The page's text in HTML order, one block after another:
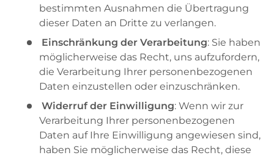
bestimmten Ausnahmen die Übertragung
dieser Daten an Dritte zu verlangen.
Einschränkung der Verarbeitung: Sie haben
möglicherweise das Recht, uns aufzufordern,
die Verarbeitung Ihrer personenbezogenen
Daten einzustellen oder einzuschränken.
Widerruf der Einwilligung: Wenn wir zur
Verarbeitung Ihrer personenbezogenen
Daten auf Ihre Einwilligung angewiesen sind,
haben Sie möglicherweise das Recht, diese